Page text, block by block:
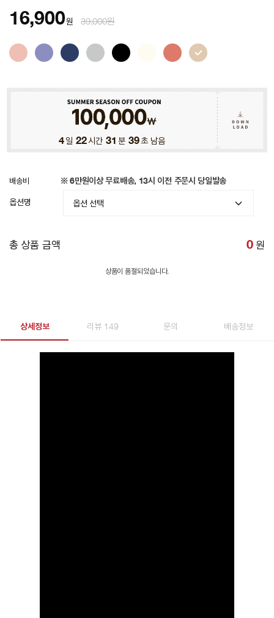
16,900원 39,000원
4일 22시간 31 분 37초 남음
배송비 ※ 6만원이상 무료배송, 13시 이전 주문시 당일발송
옵션명
총 상품 금액 0 원
상품이 품절되었습니다.
상세정보 리뷰 149 문의 배송정보